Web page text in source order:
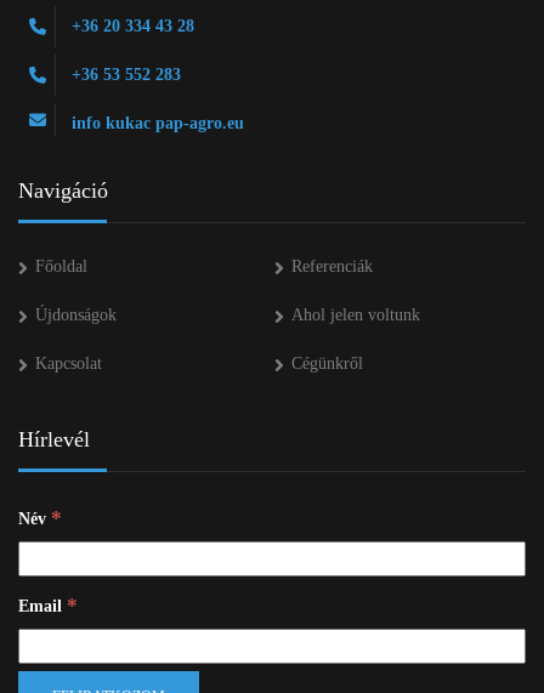
+36 20 334 43 28
+36 53 552 283
info kukac pap-agro.eu
Navigáció
Főoldal Referenciák
Újdonságok Ahol jelen voltunk
Kapcsolat Cégünkről
Hírlevél
Név *
Email *